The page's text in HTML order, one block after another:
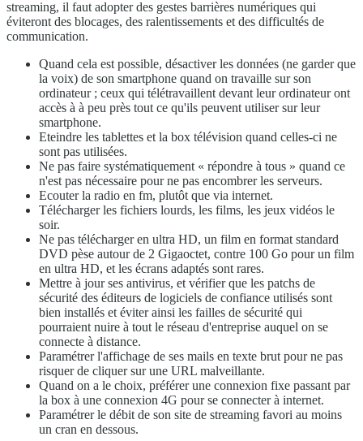
streaming, il faut adopter des gestes barrières numériques qui
éviteront des blocages, des ralentissements et des difficultés de
communication.
Quand cela est possible, désactiver les données (ne garder que
la voix) de son smartphone quand on travaille sur son
ordinateur ; ceux qui télétravaillent devant leur ordinateur ont
accès à à peu près tout ce qu'ils peuvent utiliser sur leur
smartphone.
Eteindre les tablettes et la box télévision quand celles-ci ne
sont pas utilisées.
Ne pas faire systématiquement « répondre à tous » quand ce
n'est pas nécessaire pour ne pas encombrer les serveurs.
Ecouter la radio en fm, plutôt que via internet.
Télécharger les fichiers lourds, les films, les jeux vidéos le
soir.
Ne pas télécharger en ultra HD, un film en format standard
DVD pèse autour de 2 Gigaoctet, contre 100 Go pour un film
en ultra HD, et les écrans adaptés sont rares.
Mettre à jour ses antivirus, et vérifier que les patchs de
sécurité des éditeurs de logiciels de confiance utilisés sont
bien installés et éviter ainsi les failles de sécurité qui
pourraient nuire à tout le réseau d'entreprise auquel on se
connecte à distance.
Paramétrer l'affichage de ses mails en texte brut pour ne pas
risquer de cliquer sur une URL malveillante.
Quand on a le choix, préférer une connexion fixe passant par
la box à une connexion 4G pour se connecter à internet.
Paramétrer le débit de son site de streaming favori au moins
un cran en dessous.